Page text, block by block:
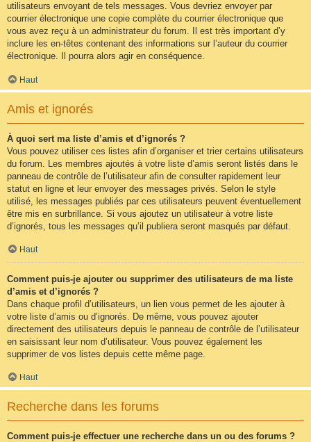
utilisateurs envoyant de tels messages. Vous devriez envoyer par
courrier électronique une copie complète du courrier électronique que
vous avez reçu à un administrateur du forum. Il est très important d’y
inclure les en-têtes contenant des informations sur l’auteur du courrier
électronique. Il pourra alors agir en conséquence.
Haut
Amis et ignorés
À quoi sert ma liste d’amis et d’ignorés ?
Vous pouvez utiliser ces listes afin d’organiser et trier certains utilisateurs
du forum. Les membres ajoutés à votre liste d’amis seront listés dans le
panneau de contrôle de l’utilisateur afin de consulter rapidement leur
statut en ligne et leur envoyer des messages privés. Selon le style
utilisé, les messages publiés par ces utilisateurs peuvent éventuellement
être mis en surbrillance. Si vous ajoutez un utilisateur à votre liste
d’ignorés, tous les messages qu’il publiera seront masqués par défaut.
Haut
Comment puis-je ajouter ou supprimer des utilisateurs de ma liste
d’amis et d’ignorés ?
Dans chaque profil d’utilisateurs, un lien vous permet de les ajouter à
votre liste d’amis ou d’ignorés. De même, vous pouvez ajouter
directement des utilisateurs depuis le panneau de contrôle de l’utilisateur
en saisissant leur nom d’utilisateur. Vous pouvez également les
supprimer de vos listes depuis cette même page.
Haut
Recherche dans les forums
Comment puis-je effectuer une recherche dans un ou des forums ?